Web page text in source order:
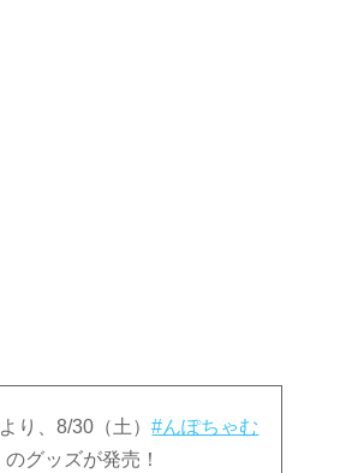
より、8/30（土）#んぽちゃむ
のグッズが発売！